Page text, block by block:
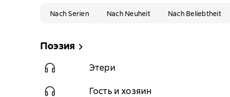
Nach Serien Nach Neuheit Nach Beliebtheit
Поэзия
Этери
Гость и хозяин